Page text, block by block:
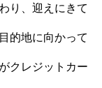
り、迎えにきて
的地に向かって
クレジットカー